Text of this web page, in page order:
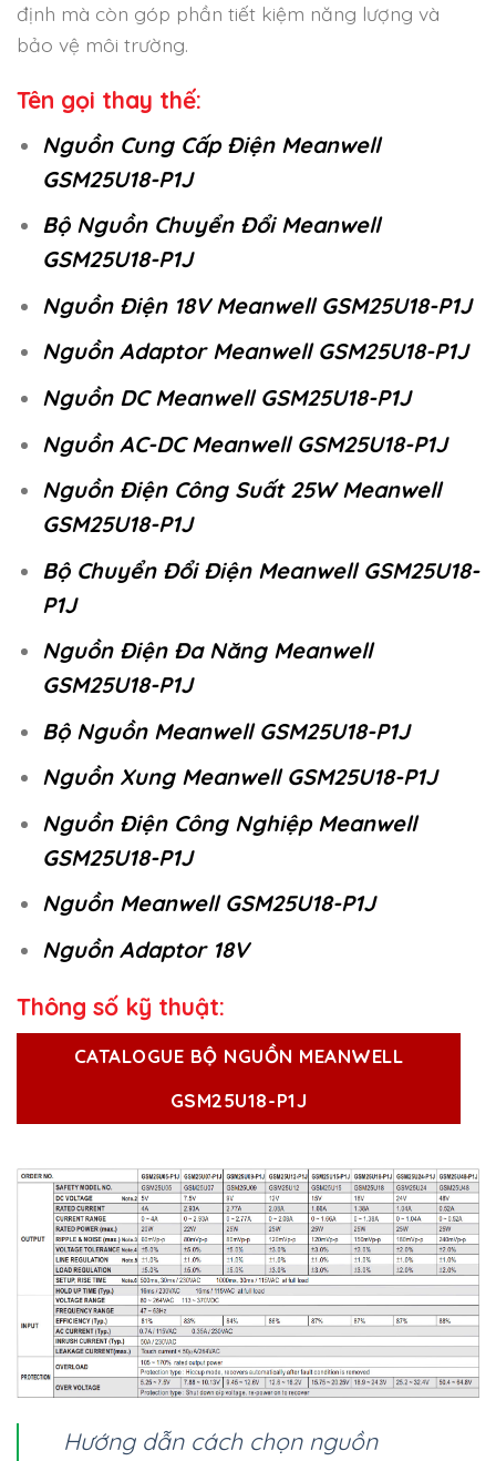
định mà còn góp phần tiết kiệm năng lượng và
bảo vệ môi trường.
Tên gọi thay thế:
Nguồn Cung Cấp Điện Meanwell
GSM25U18-P1J
Bộ Nguồn Chuyển Đổi Meanwell
GSM25U18-P1J
Nguồn Điện 18V Meanwell GSM25U18-P1J
Nguồn Adaptor Meanwell GSM25U18-P1J
Nguồn DC Meanwell GSM25U18-P1J
Nguồn AC-DC Meanwell GSM25U18-P1J
Nguồn Điện Công Suất 25W Meanwell
GSM25U18-P1J
Bộ Chuyển Đổi Điện Meanwell GSM25U18-
P1J
Nguồn Điện Đa Năng Meanwell
GSM25U18-P1J
Bộ Nguồn Meanwell GSM25U18-P1J
Nguồn Xung Meanwell GSM25U18-P1J
Nguồn Điện Công Nghiệp Meanwell
GSM25U18-P1J
Nguồn Meanwell GSM25U18-P1J
Nguồn Adaptor 18V
Thông số kỹ thuật:
CATALOGUE BỘ NGUỒN MEANWELL
GSM25U18-P1J
Hướng dẫn cách chọn nguồn